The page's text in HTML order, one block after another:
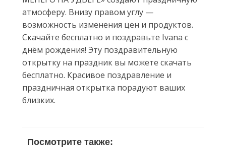
атмосферу. Внизу правом углу —
возможность изменения цен и продуктов.
Скачайте бесплатно и поздравьте Ivana с
днём рождения! Эту поздравительную
открытку на праздник вы можете скачать
бесплатно. Красивое поздравление и
праздничная открытка порадуют ваших
близких.
Посмотрите также: